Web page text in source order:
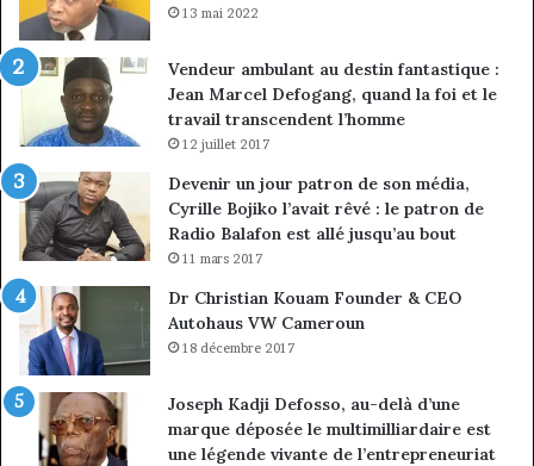
13 mai 2022
Vendeur ambulant au destin fantastique :
Jean Marcel Defogang, quand la foi et le
travail transcendent l’homme
12 juillet 2017
Devenir un jour patron de son média,
Cyrille Bojiko l’avait rêvé : le patron de
Radio Balafon est allé jusqu’au bout
11 mars 2017
Dr Christian Kouam Founder & CEO
Autohaus VW Cameroun
18 décembre 2017
Joseph Kadji Defosso, au-delà d’une
marque déposée le multimilliardaire est
une légende vivante de l’entrepreneuriat